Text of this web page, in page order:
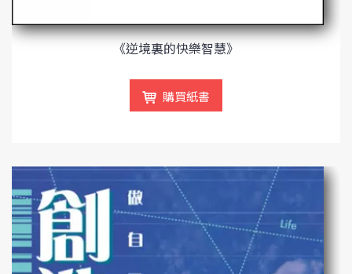
《逆境裏的快樂智慧》
購買紙書